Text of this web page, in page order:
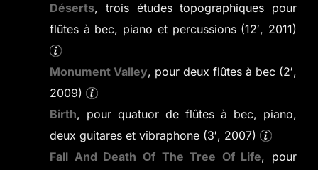
Déserts, trois études topographiques pour
flûtes à bec, piano et percussions (12′, 2011)
Monument Valley, pour deux flûtes à bec (2′,
2009)
Birth, pour quatuor de flûtes à bec, piano,
deux guitares et vibraphone (3′, 2007)
Fall And Death Of The Tree Of Life, pour